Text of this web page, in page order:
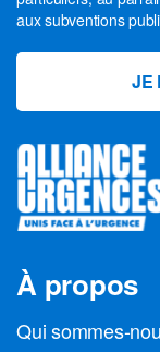
aux subventions
JE
À propos
Qui sommes-